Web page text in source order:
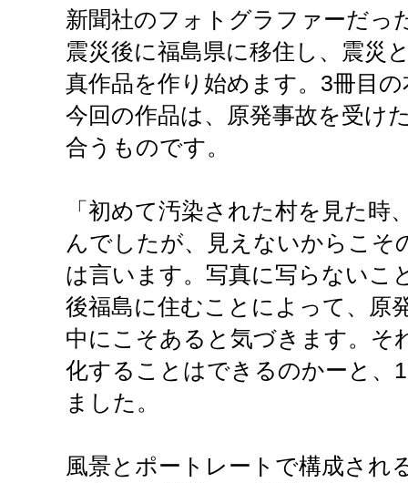
新聞社のフォトグラファーだっ
震災後に福島県に移住し、震災
真作品を作り始めます。3冊目
今回の作品は、原発事故を受け
合うものです。
「初めて汚染された村を見た
んでしたが、見えないからこそ
は言います。写真に写らないこ
後福島に住むことによって、原
中にこそあると気づきます。そ
化することはできるのかーと、
ました。
風景とポートレートで構成され